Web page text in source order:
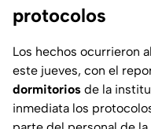
protocolos
Los hechos ocurrieron
este jueves, con el
dormitorios de la
inmediata los